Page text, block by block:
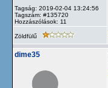
Tagság: 2019-02-04 13:24:56
Tagszám: #135720
Hozzászólások: 11
Zöldfülű
dime35